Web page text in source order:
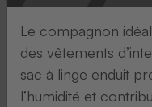
Pointeur
laser
Le compagnon
des vêtements
sac à linge enduit
l’humidité et